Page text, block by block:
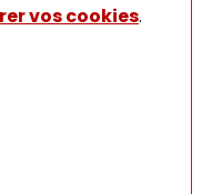
vos cookies.